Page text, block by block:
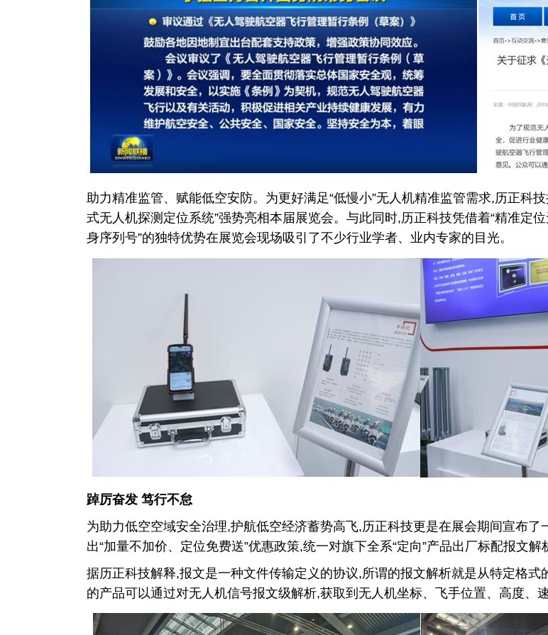
助力精准监管、赋能低空安防。为更好满足“低慢小”无人机精准监管需求,历正科
式无人机探测定位系统”强势亮相本届展览会。与此同时,历正科技凭借着“精准定
身序列号”的独特优势在展览会现场吸引了不少行业学者、业内专家的目光。
踔厉奋发 笃行不怠
为助力低空空域安全治理,护航低空经济蓄势高飞,历正科技更是在展会期间宣布
出“加量不加价、定位免费送”优惠政策,统一对旗下全系“定向”产品出厂标配报文解
据历正科技解释,报文是一种文件传输定义的协议,所谓的报文解析就是从特定格
的产品可以通过对无人机信号报文级解析,获取到无人机坐标、飞手位置、高度、